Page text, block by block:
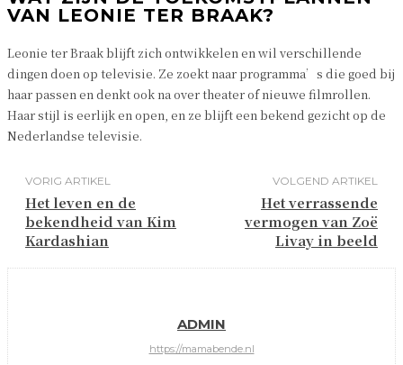
VAN LEONIE TER BRAAK?
Leonie ter Braak blijft zich ontwikkelen en wil verschillende
dingen doen op televisie. Ze zoekt naar programma’s die goed bij
haar passen en denkt ook na over theater of nieuwe filmrollen.
Haar stijl is eerlijk en open, en ze blijft een bekend gezicht op de
Nederlandse televisie.
VORIG ARTIKEL
Het leven en de
bekendheid van Kim
Kardashian
VOLGEND ARTIKEL
Het verrassende
vermogen van Zoë
Livay in beeld
ADMIN
https://mamabende.nl